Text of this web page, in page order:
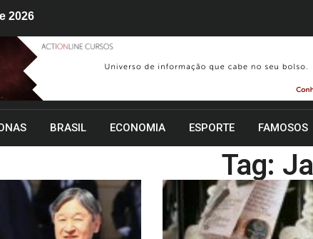
2026
BRASIL ECONOMIA ESPORTE FAMOSOS
Tag: